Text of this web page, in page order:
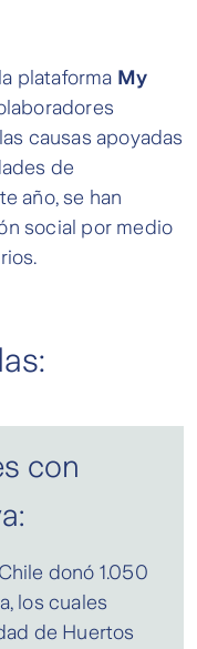
plataforma My
causas apoyadas
de
año, se han
social por medio
con
donó 1.050
los cuales
de Huertos